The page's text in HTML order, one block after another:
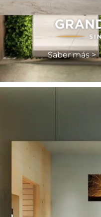
Saber más >